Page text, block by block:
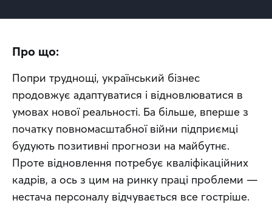
Про що:
Попри труднощі, український бізнес
продовжує адаптуватися і відновлюватися в
умовах нової реальності. Ба більше, вперше з
початку повномасштабної війни підприємці
будують позитивні прогнози на майбутнє.
Проте відновлення потребує кваліфікаційних
кадрів, а ось з цим на ринку праці проблеми —
нестача персоналу відчувається все гостріше.